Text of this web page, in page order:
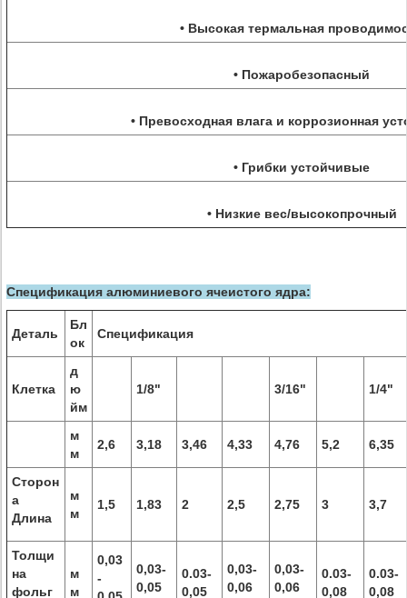
• Высокая термальная
• Пожаробезопасный
• Превосходная влага и коррозионная
• Грибки устойчивые
• Низкие вес/высокопрочный
Спецификация алюминиевого ячеистого ядра:
Деталь
Бл
ок
Спецификация
Клетка
д
ю
йм
1/8" 3/16" 1/4"
м
м
2,6 3,18 3,46 4,33 4,76 5,2 6,35
Сторон
а
Длина
м
м
1,5 1,83 2 2,5 2,75 3 3,7
Толщи
на
фольг
м
м
0,03
-
0,03-
0,05
0.03-
0,05
0,03-
0,06
0,03-
0,06
0.03-
0,08
0.03-
0,08